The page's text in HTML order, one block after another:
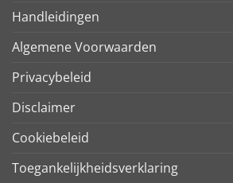
Handleidingen
Algemene Voorwaarden
Privacybeleid
Disclaimer
Cookiebeleid
Toegankelijkheidsverklaring